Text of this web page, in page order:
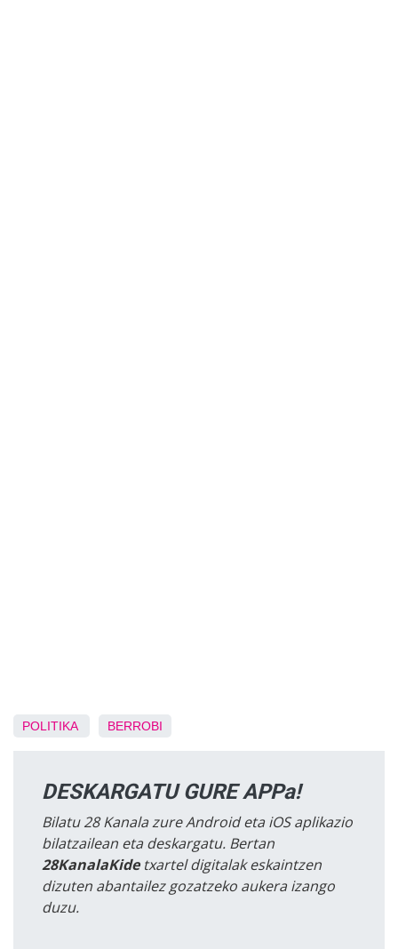
POLITIKA BERROBI
DESKARGATU GURE APPa!
Bilatu 28 Kanala zure Android eta iOS aplikazio
bilatzailean eta deskargatu. Bertan
28KanalaKidetxartel digitalak eskaintzen
dizuten abantailez gozatzeko aukera izango
duzu.